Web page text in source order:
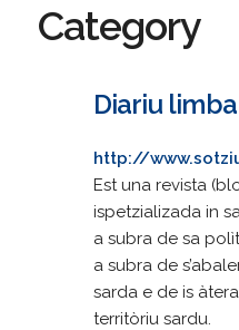
Category
Diariu limba
http://
Est una revista
ispetzializada in
a subra de sa
a subra de
sarda e de is
territòriu sardu.